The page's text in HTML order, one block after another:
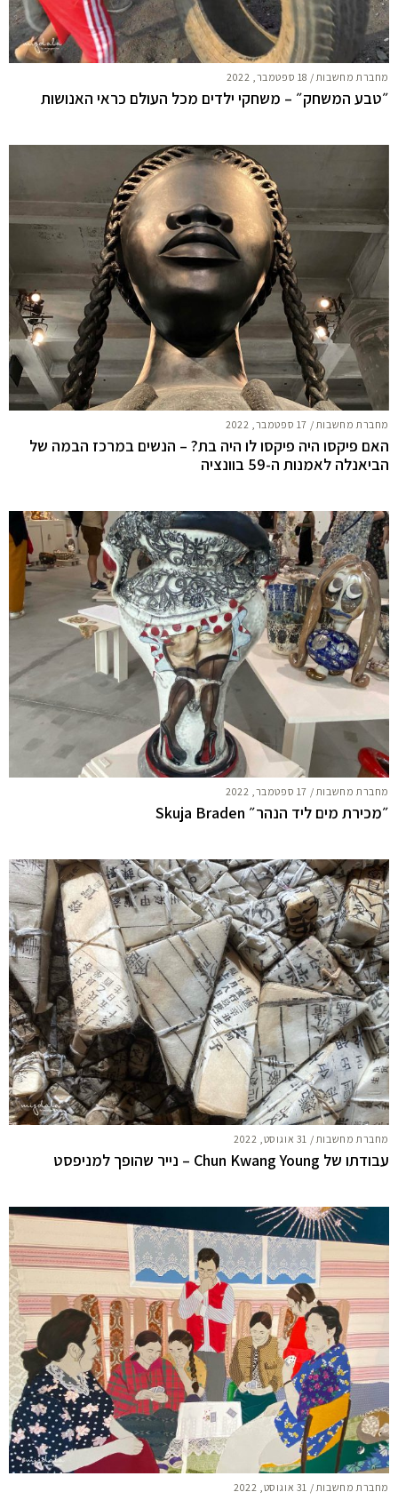
מחברת מחשבות / 18 ספטמבר, 2022
״טבע המשחק״ – משחקי ילדים מכל העולם כראי האנושות
מחברת מחשבות / 17 ספטמבר, 2022
האם פיקסו היה פיקסו לו היה בת? – הנשים במרכז הבמה של
הביאנלה לאמנות ה-59 בוונציה
מחברת מחשבות / 17 ספטמבר, 2022
״מכירת מים ליד הנהר״ Skuja Braden
מחברת מחשבות / 31 אוגוסט, 2022
עבודתו של Chun Kwang Young – נייר שהופך למניפסט
מחברת מחשבות / 31 אוגוסט, 2022